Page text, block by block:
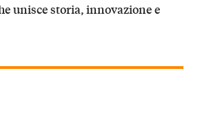
unisce storia, innovazione e